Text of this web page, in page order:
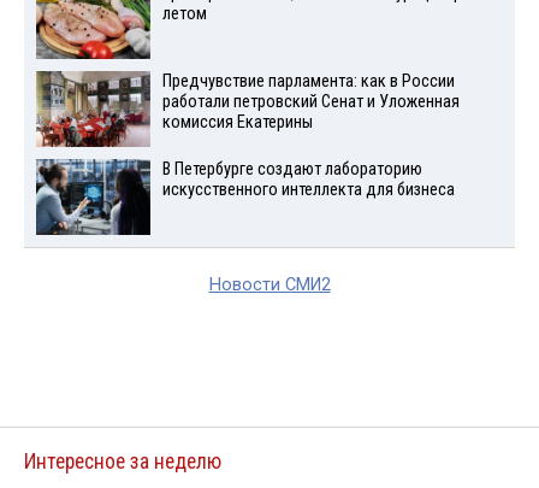
летом
Предчувствие парламента: как в России
работали петровский Сенат и Уложенная
комиссия Екатерины
В Петербурге создают лабораторию
искусственного интеллекта для бизнеса
Новости СМИ2
Интересное за неделю